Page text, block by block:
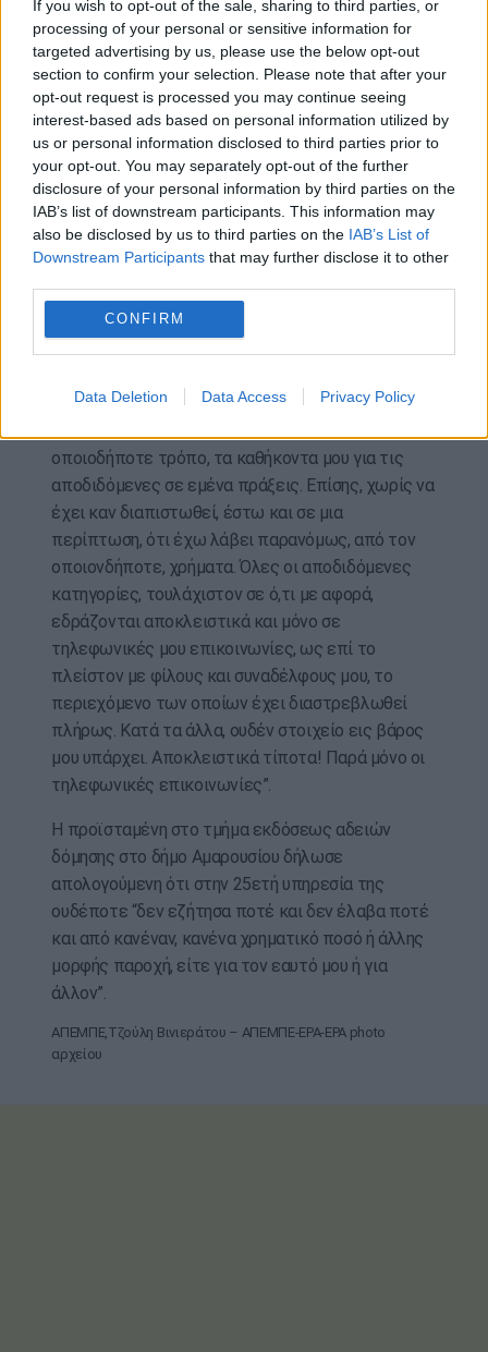
If you wish to opt-out of the sale, sharing to third parties, or
processing of your personal or sensitive information for
targeted advertising by us, please use the below opt-out
section to confirm your selection. Please note that after your
opt-out request is processed you may continue seeing
interest-based ads based on personal information utilized by
us or personal information disclosed to third parties prior to
your opt-out. You may separately opt-out of the further
disclosure of your personal information by third parties on the
IAB’s list of downstream participants. This information may
also be disclosed by us to third parties on the IAB’s List of
Downstream Participants that may further disclose it to other
CONFIRM
Data Deletion Data Access Privacy Policy
σύμφωνα με πληροφορίες, δήλωσε στην
Ανακρίτρια ότι πολλές φορές έχει κληθεί να
δώσει εξηγήσεις καθώς λόγω αρμοδιότητας
«είμαστε συχνά εκτεθειμένοι σε κάθε είδους
καταγγελίες» και τόνισε και έχει απαλλαγεί σε
όλες.
“Αρνούμαι κατηγορηματικά όλες τις αποδιδόμενες
κατηγορίες. Επί 32 έτη που εργάζομαι στο Δήμο
Κηφισιάς δεν έχω ποτέ και με κανέναν τρόπο
παραβεί τα καθήκοντα μου και ούτε βεβαίως έχω
λάβει ποτέ χρήματα, από τον οποιοδήποτε,
προκειμένου να εκτελέσω τα καθήκοντα μου.. Δεν
μπορώ παρά να εκφράσω την έκπληξη μου για το
σοβαρές πράξεις χωρίς ωστόσο να έχει γίνει
οποιοδήποτε τρόπο, τα καθήκοντα μου για τις
αποδιδόμενες σε εμένα πράξεις. Επίσης, χωρίς να
έχει καν διαπιστωθεί, έστω και σε μια
περίπτωση, ότι έχω λάβει παρανόμως, από τον
οποιονδήποτε, χρήματα. Όλες οι αποδιδόμενες
κατηγορίες, τουλάχιστον σε ό,τι με αφορά,
εδράζονται αποκλειστικά και μόνο σε
τηλεφωνικές μου επικοινωνίες, ως επί το
πλείστον με φίλους και συναδέλφους μου, το
περιεχόμενο των οποίων έχει διαστρεβλωθεί
πλήρως. Κατά τα άλλα, ουδέν στοιχείο εις βάρος
μου υπάρχει. Αποκλειστικά τίποτα! Παρά μόνο οι
τηλεφωνικές επικοινωνίες”.
Η προϊσταμένη στο τμήμα εκδόσεως αδειών
δόμησης στο δήμο Αμαρουσίου δήλωσε
απολογούμενη ότι στην 25ετή υπηρεσία της
ουδέποτε “δεν εζήτησα ποτέ και δεν έλαβα ποτέ
και από κανέναν, κανένα χρηματικό ποσό ή άλλης
μορφής παροχή, είτε για τον εαυτό μου ή για
άλλον”.
ΑΠΕΜΠΕ,Τζούλη Βινιεράτου – ΑΠΕΜΠΕ-EPA-EPA photo
αρχείου